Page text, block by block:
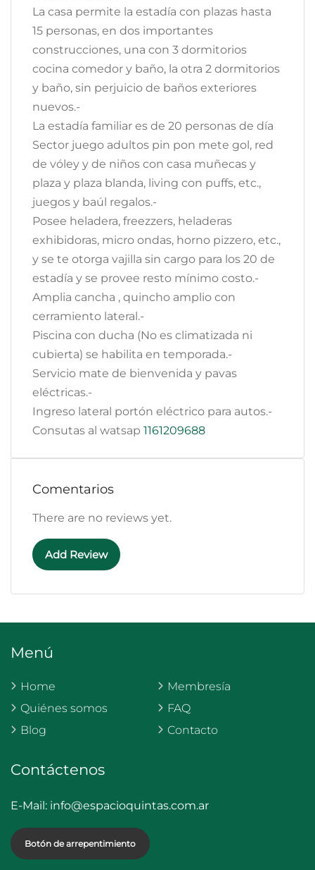
La casa permite la estadía con plazas hasta
15 personas, en dos importantes
construcciones, una con 3 dormitorios
cocina comedor y baño, la otra 2 dormitorios
y baño, sin perjuicio de baños exteriores
nuevos.-
La estadía familiar es de 20 personas de día
Sector juego adultos pin pon mete gol, red
de vóley y de niños con casa muñecas y
plaza y plaza blanda, living con puffs, etc.,
juegos y baúl regalos.-
Posee heladera, freezzers, heladeras
exhibidoras, micro ondas, horno pizzero, etc.,
y se te otorga vajilla sin cargo para los 20 de
estadía y se provee resto mínimo costo.-
Amplia cancha , quincho amplio con
cerramiento lateral.-
Piscina con ducha (No es climatizada ni
cubierta) se habilita en temporada.-
Servicio mate de bienvenida y pavas
eléctricas.-
Ingreso lateral portón eléctrico para autos.-
Consutas al watsap 1161209688
Comentarios
There are no reviews yet.
Add Review
Menú
Home
Quiénes somos
Blog
Membresía
FAQ
Contacto
Contáctenos
E-Mail: info@espacioquintas.com.ar
Botón de arrepentimiento